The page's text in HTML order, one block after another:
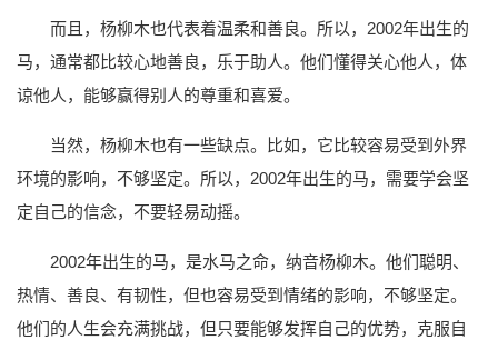
而且，杨柳木也代表着温柔和善良。所以，2002年出生的
马，通常都比较心地善良，乐于助人。他们懂得关心他人，体
谅他人，能够赢得别人的尊重和喜爱。
当然，杨柳木也有一些缺点。比如，它比较容易受到外界
环境的影响，不够坚定。所以，2002年出生的马，需要学会坚
定自己的信念，不要轻易动摇。
2002年出生的马，是水马之命，纳音杨柳木。他们聪明、
热情、善良、有韧性，但也容易受到情绪的影响，不够坚定。
他们的人生会充满挑战，但只要能够发挥自己的优势，克服自